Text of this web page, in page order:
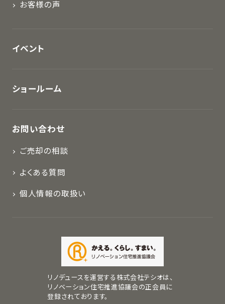
お客様の声
イベント
ショールーム
お問い合わせ
ご売却の相談
よくある質問
個人情報の取扱い
リノデュースを運営する株式会社テシオは、
リノベーション住宅推進協議会の正会員に
登録されております。